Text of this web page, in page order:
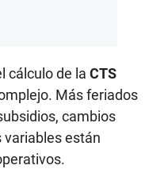
cálculo de la CTS
Más feriados
cambios
variables están